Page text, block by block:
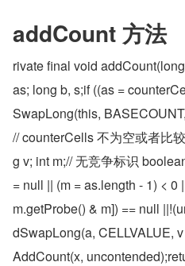
addCount 方法
rivate final void
as; long b, s;if ((as =
SwapLong(this,
// counterCells 不为空或者比
g v; int m;// 无竞争标识
= null || (m = as.length - 1) <
m.getProbe() & m]) == null
dSwapLong(a, CELLVALUE,
AddCount(x,